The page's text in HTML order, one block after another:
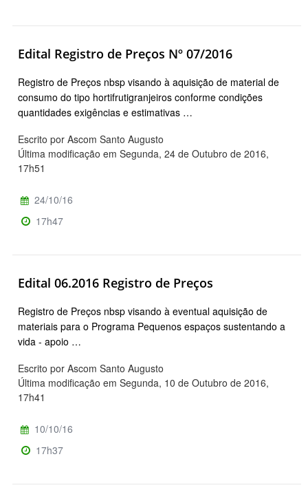
Edital Registro de Preços Nº 07/2016
Registro de Preços nbsp visando à aquisição de material de
consumo do tipo hortifrutigranjeiros conforme condições
quantidades exigências e estimativas …
Escrito por Ascom Santo Augusto
Última modificação em Segunda, 24 de Outubro de 2016,
17h51
24/10/16
17h47
Edital 06.2016 Registro de Preços
Registro de Preços nbsp visando à eventual aquisição de
materiais para o Programa Pequenos espaços sustentando a
vida - apoio …
Escrito por Ascom Santo Augusto
Última modificação em Segunda, 10 de Outubro de 2016,
17h41
10/10/16
17h37